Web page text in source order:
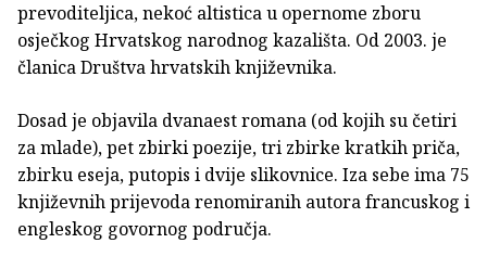
prevoditeljica, nekoć altistica u opernome zboru
osječkog Hrvatskog narodnog kazališta. Od 2003. je
članica Društva hrvatskih književnika.
Dosad je objavila dvanaest romana (od kojih su četiri
za mlade), pet zbirki poezije, tri zbirke kratkih priča,
zbirku eseja, putopis i dvije slikovnice. Iza sebe ima 75
književnih prijevoda renomiranih autora francuskog i
engleskog govornog područja.